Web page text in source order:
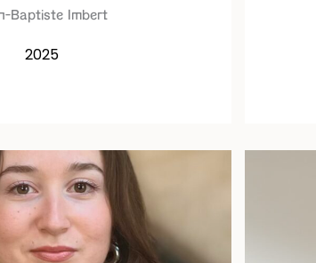
Baptiste Imbert
2025